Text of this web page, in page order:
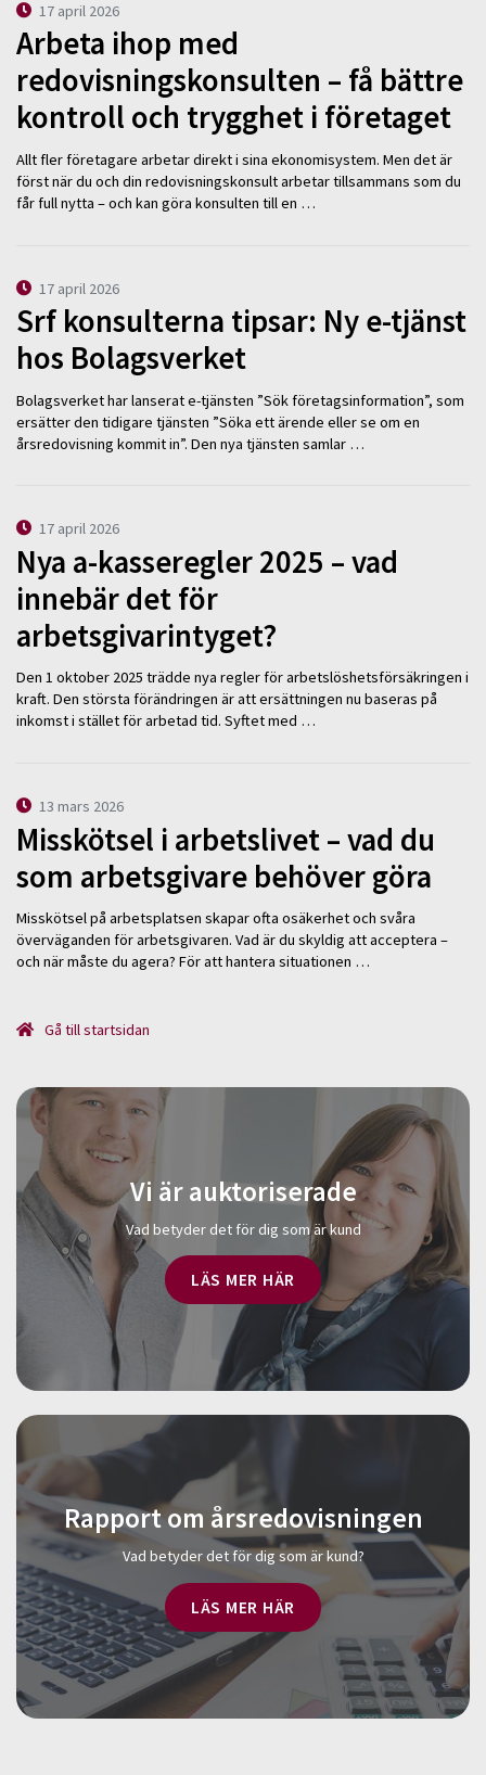
17 april 2026
Arbeta ihop med
redovisningskonsulten – få bättre
kontroll och trygghet i företaget
Allt fler företagare arbetar direkt i sina ekonomisystem. Men det är
först när du och din redovisningskonsult arbetar tillsammans som du
får full nytta – och kan göra konsulten till en …
17 april 2026
Srf konsulterna tipsar: Ny e-tjänst
hos Bolagsverket
Bolagsverket har lanserat e-tjänsten ”Sök företagsinformation”, som
ersätter den tidigare tjänsten ”Söka ett ärende eller se om en
årsredovisning kommit in”. Den nya tjänsten samlar …
17 april 2026
Nya a-kasseregler 2025 – vad
innebär det för
arbetsgivarintyget?
Den 1 oktober 2025 trädde nya regler för arbetslöshetsförsäkringen i
kraft. Den största förändringen är att ersättningen nu baseras på
inkomst i stället för arbetad tid. Syftet med …
13 mars 2026
Misskötsel i arbetslivet – vad du
som arbetsgivare behöver göra
Misskötsel på arbetsplatsen skapar ofta osäkerhet och svåra
överväganden för arbetsgivaren. Vad är du skyldig att acceptera –
och när måste du agera? För att hantera situationen …
Gå till startsidan
Vi är auktoriserade
Vad betyder det för dig som är kund
LÄS MER HÄR
Rapport om årsredovisningen
Vad betyder det för dig som är kund?
LÄS MER HÄR